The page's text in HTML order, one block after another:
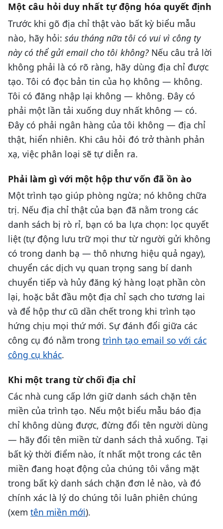
Một câu hỏi duy nhất tự động hóa quyết định
Trước khi gõ địa chỉ thật vào bất kỳ biểu mẫu
nào, hãy hỏi:sáu tháng nữa tôi có vui vì công ty
này có thể gửi email cho tôi không?Nếu câu trả lời
không phải là có rõ ràng, hãy dùng địa chỉ được
tạo. Tôi có đọc bản tin của họ không — không.
Tôi có đăng nhập lại không — không. Đây có
phải một lần tải xuống duy nhất không — có.
Đây có phải ngân hàng của tôi không — địa chỉ
thật, hiển nhiên. Khi câu hỏi đó trở thành phản
xạ, việc phân loại sẽ tự diễn ra.
Phải làm gì với một hộp thư vốn đã ồn ào
Một trình tạo giúp phòng ngừa; nó không chữa
trị. Nếu địa chỉ thật của bạn đã nằm trong các
danh sách bị rò rỉ, bạn có ba lựa chọn: lọc quyết
liệt (tự động lưu trữ mọi thư từ người gửi không
có trong danh bạ — thô nhưng hiệu quả ngay),
chuyển các dịch vụ quan trọng sang bí danh
chuyển tiếp và hủy đăng ký hàng loạt phần còn
lại, hoặc bắt đầu một địa chỉ sạch cho tương lai
và để hộp thư cũ dần chết trong khi trình tạo
hứng chịu mọi thứ mới. Sự đánh đổi giữa các
công cụ đó nằm trongtrình tạo email so với các
công cụ khác.
Khi một trang từ chối địa chỉ
Các nhà cung cấp lớn giữ danh sách chặn tên
miền của trình tạo. Nếu một biểu mẫu báo địa
chỉ không dùng được, đừng đổi tên người dùng
— hãy đổi tên miền từ danh sách thả xuống. Tại
bất kỳ thời điểm nào, ít nhất một trong các tên
miền đang hoạt động của chúng tôi vắng mặt
trong bất kỳ danh sách chặn đơn lẻ nào, và đó
chính xác là lý do chúng tôi luân phiên chúng
(xemtên miền mới).